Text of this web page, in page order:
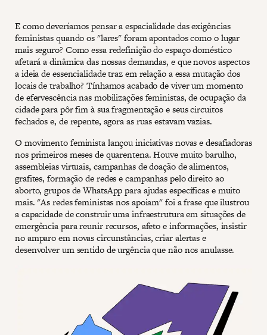
E como deveríamos pensar a espacialidade das exigências
feministas quando os "lares" foram apontados como o lugar
mais seguro? Como essa redefinição do espaço doméstico
afetará a dinâmica das nossas demandas, e que novos aspectos
a ideia de essencialidade traz em relação a essa mutação dos
locais de trabalho? Tínhamos acabado de viver um momento
de efervescência nas mobilizações feministas, de ocupação da
cidade para pôr fim à sua fragmentação e seus circuitos
fechados e, de repente, agora as ruas estavam vazias.
O movimento feminista lançou iniciativas novas e desafiadoras
nos primeiros meses de quarentena. Houve muito barulho,
assembleias virtuais, campanhas de doação de alimentos,
grafites, formação de redes e campanhas pelo direito ao
aborto, grupos de WhatsApp para ajudas específicas e muito
mais. "As redes feministas nos apoiam" foi a frase que ilustrou
a capacidade de construir uma infraestrutura em situações de
emergência para reunir recursos, afeto e informações, insistir
no amparo em novas circunstâncias, criar alertas e
desenvolver um sentido de urgência que não nos anulasse.